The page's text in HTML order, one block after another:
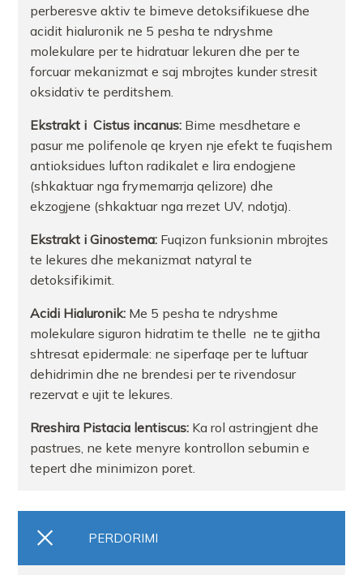
perberesve aktiv te bimeve detoksifikuese dhe
acidit hialuronik ne 5 pesha te ndryshme
molekulare per te hidratuar lekuren dhe per te
forcuar mekanizmat e saj mbrojtes kunder stresit
oksidativ te perditshem.
Ekstrakt i Cistus incanus: Bime mesdhetare e
pasur me polifenole qe kryen nje efekt te fuqishem
antioksidues lufton radikalet e lira endogjene
(shkaktuar nga frymemarrja qelizore) dhe
ekzogjene (shkaktuar nga rrezet UV, ndotja).
Ekstrakt i Ginostema: Fuqizon funksionin mbrojtes
te lekures dhe mekanizmat natyral te
detoksifikimit.
Acidi Hialuronik: Me 5 pesha te ndryshme
molekulare siguron hidratim te thelle ne te gjitha
shtresat epidermale: ne siperfaqe per te luftuar
dehidrimin dhe ne brendesi per te rivendosur
rezervat e ujit te lekures.
Rreshira Pistacia lentiscus: Ka rol astringjent dhe
pastrues, ne kete menyre kontrollon sebumin e
tepert dhe minimizon poret.
PERDORIMI